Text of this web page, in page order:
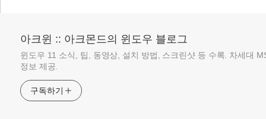
아크윈 :: 아크몬드의 윈도우 블로그
윈도우 11 소식, 팁, 동영상, 설치 방법, 스크린샷 등 수록. 차세대
정보 제공.
구독하기